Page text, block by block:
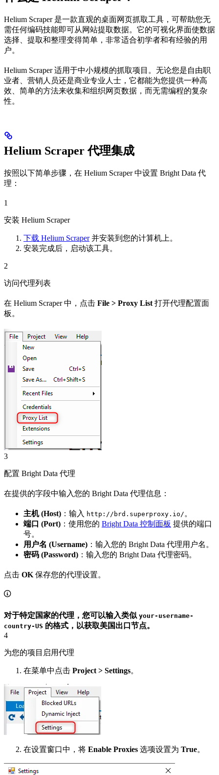
Helium Scraper 是一款直观的桌面网页抓取工具，可帮助您无
需任何编码技能即可从网站提取数据。它的可视化界面使数据
选择、提取和整理变得简单，非常适合初学者和有经验的用
户。
Helium Scraper 适用于中小规模的抓取项目。无论您是自由职
业者、营销人员还是商业专业人士，它都能为您提供一种高
效、简单的方法来收集和组织网页数据，而无需编程的复杂
性。
Helium Scraper 代理集成
按照以下简单步骤，在 Helium Scraper 中设置 Bright Data 代
理：
1
安装 Helium Scraper
下载 Helium Scraper并安装到您的计算机上。
安装完成后，启动该工具。
2
访问代理列表
在 Helium Scraper 中，点击 File > Proxy List 打开代理配置面
板。
3
配置 Bright Data 代理
在提供的字段中输入您的 Bright Data 代理信息：
主机 (Host) ：输入 http://brd.superproxy.io/ 。
端口 (Port) ：使用您的 Bright Data 控制面板 提供的端口
号。
用户名 (Username) ：输入您的 Bright Data 代理用户名。
密码 (Password) ：输入您的 Bright Data 代理密码。
点击 OK 保存您的代理设置。
对于特定国家的代理，您可以输入类似 your-username-
country-US 的格式，以获取美国出口节点。
4
为您的项目启用代理
在菜单中点击 Project > Settings。
在设置窗口中，将 Enable Proxies 选项设置为 True。